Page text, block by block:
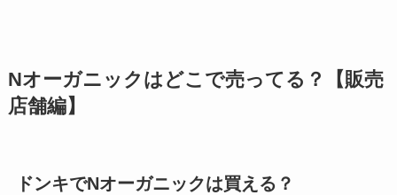
Nオーガニックはどこで売ってる？【販売
店舗編】
ドンキでNオーガニックは買える？